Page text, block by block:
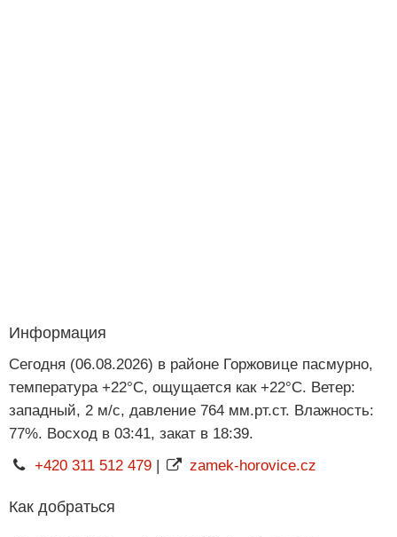
Информация
Сегодня (06.08.2026) в районе Горжовице пасмурно,
температура +22°C, ощущается как +22°C. Ветер:
западный, 2 м/с, давление 764 мм.рт.ст. Влажность:
77%. Восход в 03:41, закат в 18:39.
+420 311 512 479| zamek-horovice.cz
Как добраться